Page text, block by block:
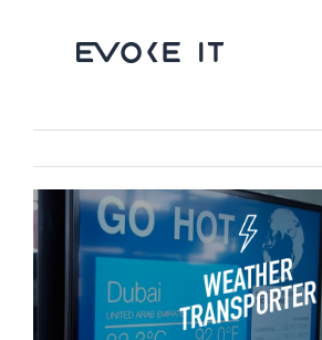
Museums
Corporate
All